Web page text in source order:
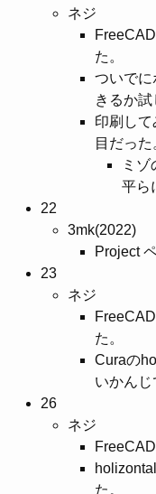
ネジ
た。
ついでに
きるか試
印刷し
目だった
ミ
平ら
22
3mk(2022)
Project
23
ネジ
た。
Curaの
いかんじ
26
ネジ
た。